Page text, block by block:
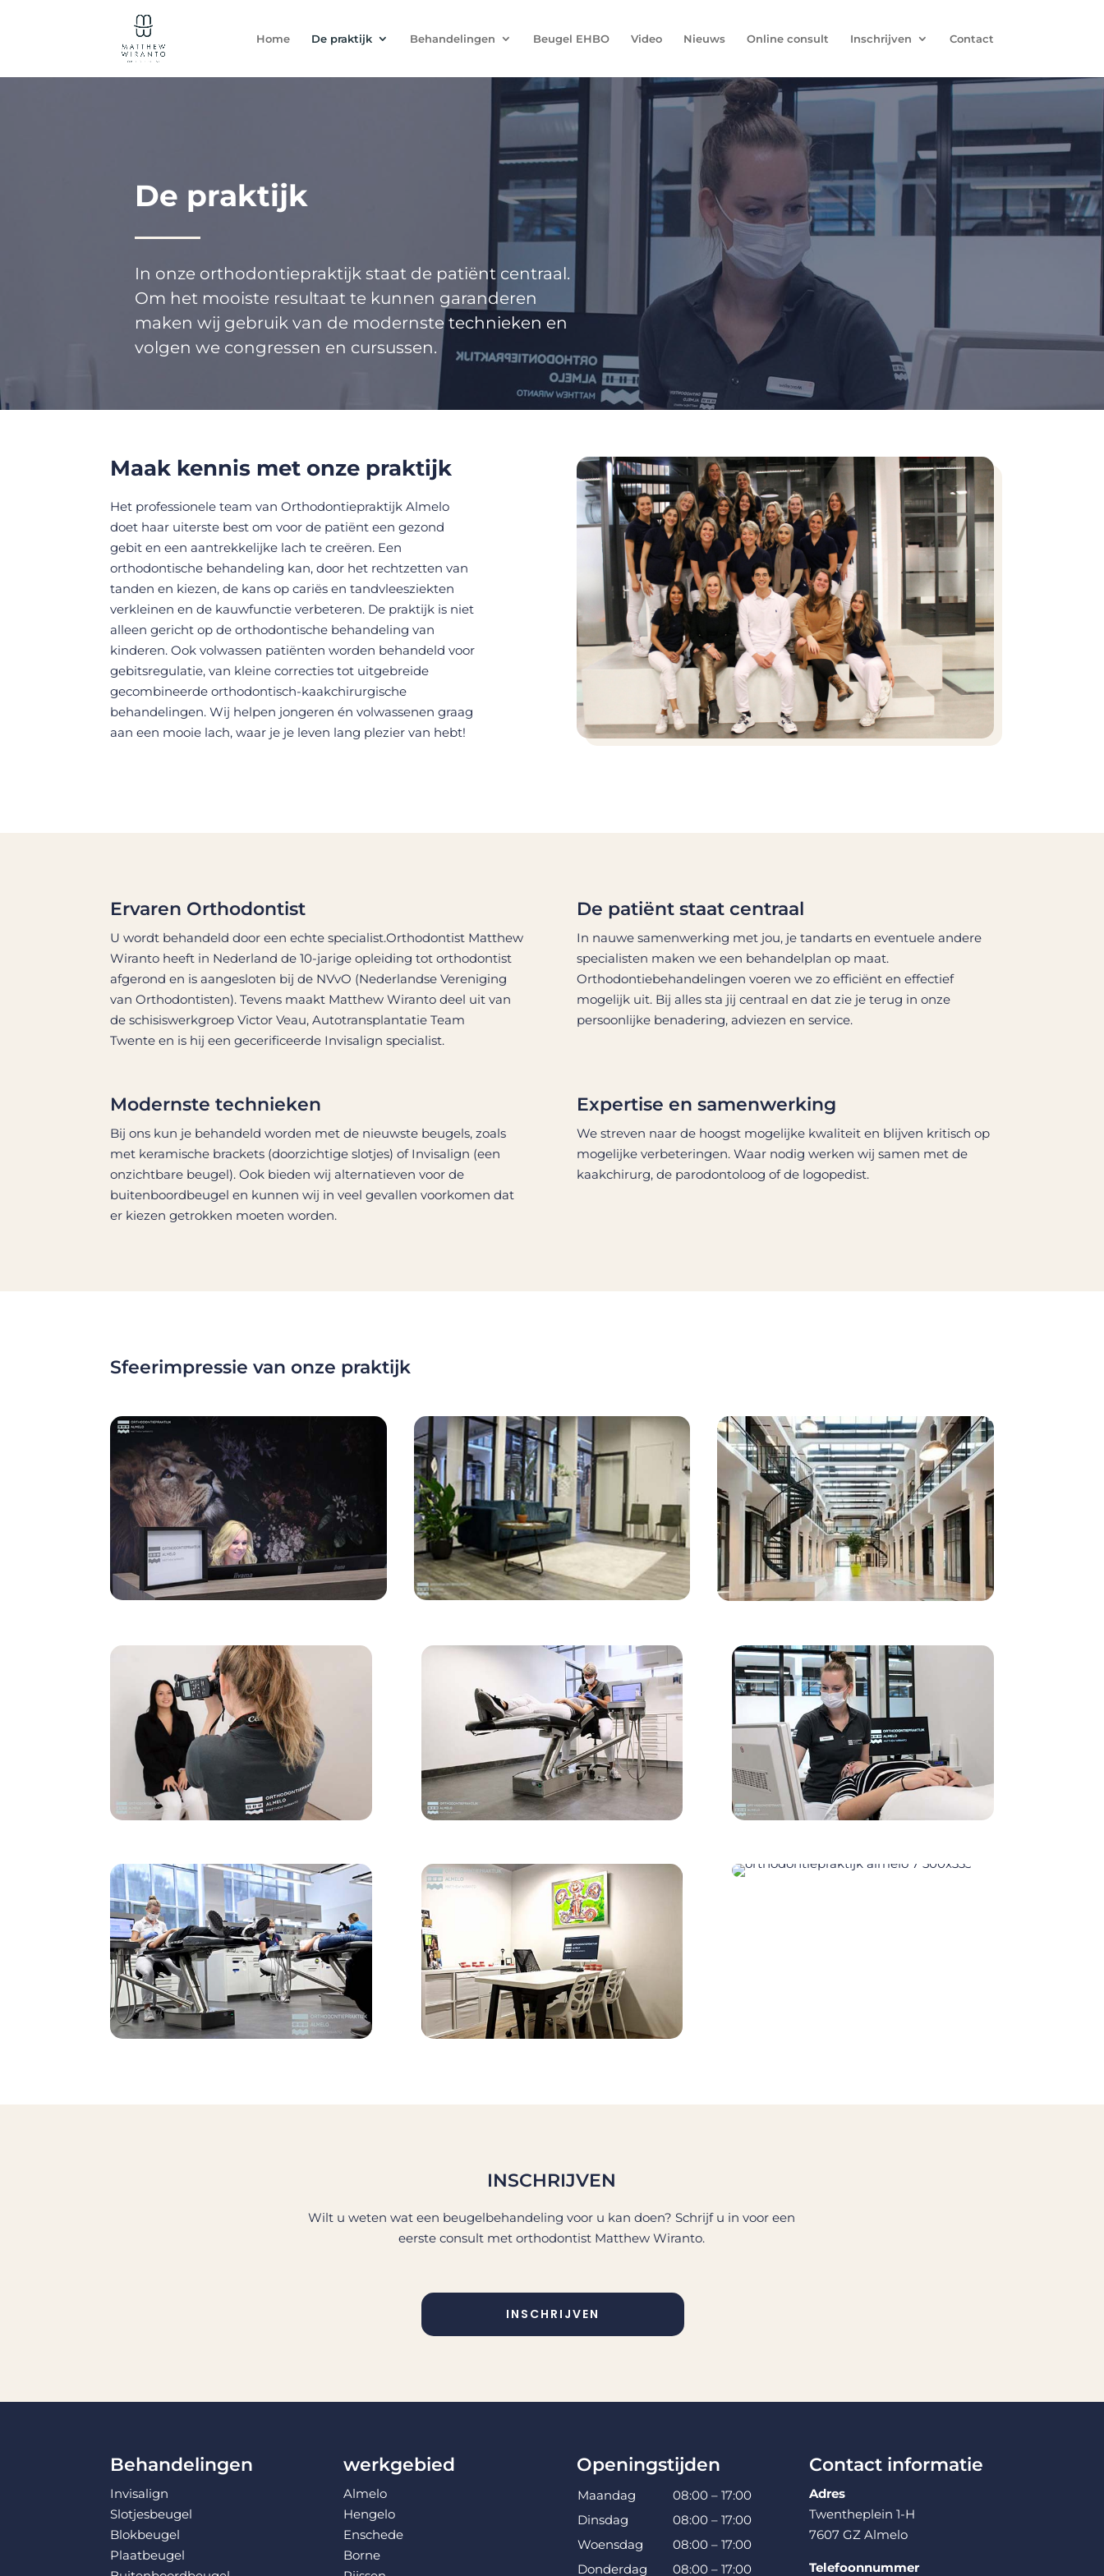
Home De praktijk Behandelingen Beugel EHBO Video Nieuws Online consult Inschrijven Contact
De praktijk
In onze orthodontiepraktijk staat de patiënt centraal.
Om het mooiste resultaat te kunnen garanderen
maken wij gebruik van de modernste technieken en
volgen we congressen en cursussen.
Maak kennis met onze praktijk
Het professionele team van Orthodontiepraktijk Almelo
doet haar uiterste best om voor de patiënt een gezond
gebit en een aantrekkelijke lach te creëren. Een
orthodontische behandeling kan, door het rechtzetten van
tanden en kiezen, de kans op cariës en tandvleesziekten
verkleinen en de kauwfunctie verbeteren. De praktijk is niet
alleen gericht op de orthodontische behandeling van
kinderen. Ook volwassen patiënten worden behandeld voor
gebitsregulatie, van kleine correcties tot uitgebreide
gecombineerde orthodontisch-kaakchirurgische
behandelingen. Wij helpen jongeren én volwassenen graag
aan een mooie lach, waar je je leven lang plezier van hebt!
Ervaren Orthodontist
U wordt behandeld door een echte specialist.Orthodontist Matthew
Wiranto heeft in Nederland de 10-jarige opleiding tot orthodontist
afgerond en is aangesloten bij de NVvO (Nederlandse Vereniging
van Orthodontisten). Tevens maakt Matthew Wiranto deel uit van
de schisiswerkgroep Victor Veau,Autotransplantatie Team
Twente en is hij een gecerificeerde Invisalign specialist.
De patiënt staat centraal
In nauwe samenwerking met jou, je tandarts en eventuele andere
specialisten maken we een behandelplan op maat.
Orthodontiebehandelingen voeren we zo efficiënt en effectief
mogelijk uit. Bij alles sta jij centraal en dat zie je terug in onze
persoonlijke benadering, adviezen en service.
Modernste technieken
Bij ons kun je behandeld worden met de nieuwste beugels, zoals
met keramische brackets (doorzichtige slotjes) of Invisalign (een
onzichtbare beugel). Ook bieden wij alternatieven voor de
buitenboordbeugel en kunnen wij in veel gevallen voorkomen dat
er kiezen getrokken moeten worden.
Expertise en samenwerking
We streven naar de hoogst mogelijke kwaliteit en blijven kritisch op
mogelijke verbeteringen. Waar nodig werken wij samen met de
kaakchirurg, de parodontoloog of de logopedist.
Sfeerimpressie van onze praktijk
INSCHRIJVEN
Wilt u weten wat een beugelbehandeling voor u kan doen? Schrijf u in voor een
eerste consult met orthodontist Matthew Wiranto.
INSCHRIJVEN
Behandelingen
Invisalign
Slotjesbeugel
Blokbeugel
Plaatbeugel
werkgebied
Almelo
Hengelo
Enschede
Borne
Openingstijden
Maandag
08:00 – 17:00
Dinsdag
08:00 – 17:00
Woensdag
08:00 – 17:00
Donderdag
08:00 – 17:00
Contact informatie
Adres
Twentheplein 1-H
7607 GZ Almelo
Telefoonnummer